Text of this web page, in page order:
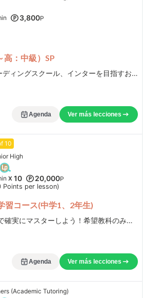
高：中級）SP
難関校（国内/国外)、ボーディングスクール、インターを目指すお子さん/帰国後の英語保持学習向けアカデミックコースです。まずはメールでご相談ください。※ 事前メールなしでのご予約はお受けしておりませんのでご了承ください。（試験対策のみのコースではございません）
3,800P
Agenda Ver más lecciones
習コース(中学1、2年生)
英数国理社を、個別指導で確実にマスターしよう！希望教科のみへの変更も大歓迎。
10
High
X 10 20,000P
Points per lesson)
Agenda Ver más lecciones
(Academic Tutoring)